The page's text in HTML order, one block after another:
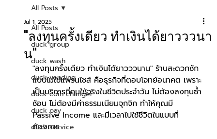
All Posts
duck group
duck wash
duck vending
duck coin changer
duck pay
duck service
All Posts
"ลงทุนครั้งเดียว ทำเงินได้ยาวววนา
น"
Jul 1, 2025
"ลงทุนครั้งเดียว ทำเงินได้ยาวววนาน" ร้านสะดวกซัก
แบบไม่ใช่แฟรนไชส์ คือธุรกิจที่ตอบโจทย์อนาคต เพราะ
เป็นบริการที่คนใช้จริงในชีวิตประจำวัน ไม่ต้องลงทุนซ้ำ
ซ้อน ไม่ต้องมีค่าธรรมเนียมจุกจิก ทำให้คุณมี
Passive Income และมีเวลาไปใช้ชีวิตในแบบที่
ต้องการ